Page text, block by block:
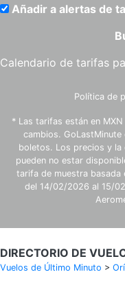
Añadir a alertas de
Calendario de tarifas
Política de
* Las tarifas están en
cambios.
boletos. Los precios y
pueden no estar
tarifa de muestra basada
del 14/02/2026 al 15/
DIRECTORIO DE
Vuelos de Último Minuto >